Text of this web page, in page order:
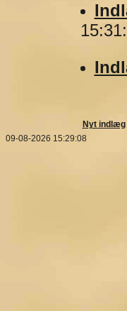
Nyt indlæg|
09-08-2026 15:29:08